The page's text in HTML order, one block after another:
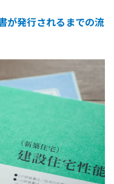
が発行されるまでの流